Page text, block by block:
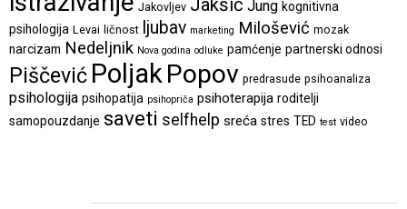
Jakovljev Jakšić Jung kognitivna
psihologija Levai ličnost ljubav marketing Milošević mozak
narcizam Nedeljnik Nova godina odluke pamćenje partnerski odnosi
Piščević PoljakPopov predrasude psihoanaliza
psihologija psihopatija psihopriča psihoterapija roditelji
samopouzdanje saveti selfhelp sreća stres TED test video